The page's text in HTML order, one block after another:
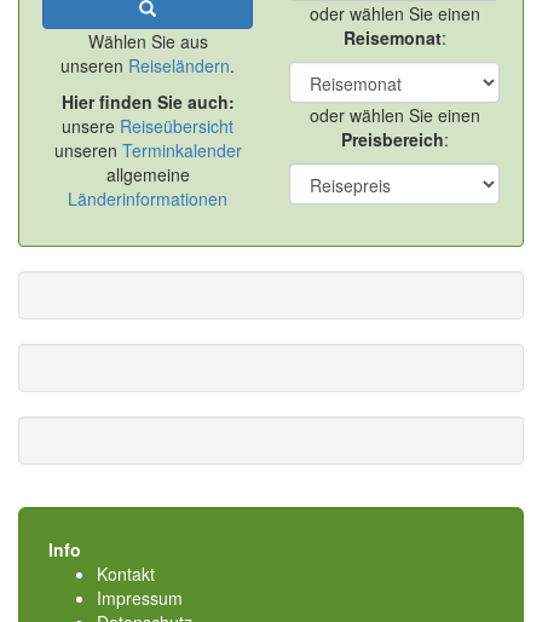
Wählen Sie aus
unseren Reiseländern.
Hier finden Sie auch:
unsere Reiseübersicht
unseren Terminkalender
allgemeine
Länderinformationen
oder wählen Sie einen
Reisemonat:
oder wählen Sie einen
Preisbereich:
Info
Kontakt
Impressum